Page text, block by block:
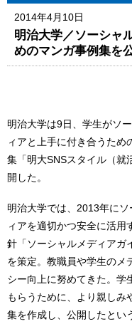
2014年4月10日
明治大学／ソーシャ
めのマンガ事例集を
明治大学は9日、学生がソ
ィアと上手に付き合うため
集「明大SNSスタイル（就
開した。
明治大学では、2013年に
ィアを適切かつ安全に活用
針「ソーシャルメディアガ
を策定。教職員や学生のメ
シー向上に努めてきた。学
もらうために、より親しみ
集を作成し、公開したとい